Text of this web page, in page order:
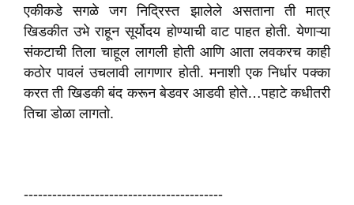
एकीकडे सगळे जग निद्रिस्त झालेले असताना ती मात्र
खिडकीत उभे राहून सूर्योदय होण्याची वाट पाहत होती. येणाऱ्या
संकटाची तिला चाहूल लागली होती आणि आता लवकरच काही
कठोर पावलं उचलावी लागणार होती. मनाशी एक निर्धार पक्का
करत ती खिडकी बंद करून बेडवर आडवी होते…पहाटे कधीतरी
तिचा डोळा लागतो.
------------------------------------------